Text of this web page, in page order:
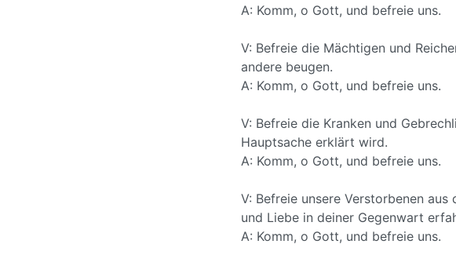
A: Komm, o Gott, und befreie uns.
V: Befreie die Mächtigen und
andere beugen.
A: Komm, o Gott, und befreie uns.
V: Befreie die Kranken und
Hauptsache erklärt wird.
A: Komm, o Gott, und befreie uns.
V: Befreie unsere Verstorbenen
und Liebe in deiner Gegenwart
A: Komm, o Gott, und befreie uns.